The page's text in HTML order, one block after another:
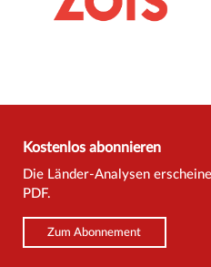
Kostenlos abonnieren
Die Länder-Analysen
PDF.
Zum Abonnement